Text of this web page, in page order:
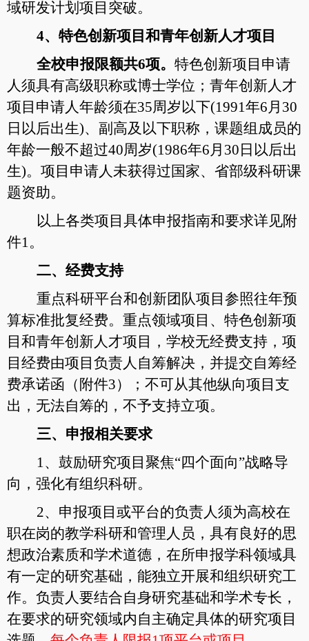
域研发计划项目突破。
4、特色创新项目和青年创新人才项目
全校申报限额共6项。 特色创新项目申请
人须具有高级职称或博士学位；青年创新人才
项目申请人年龄须在35周岁以下(1991年6月30
日以后出生)、副高及以下职称，课题组成员的
年龄一般不超过40周岁(1986年6月30日以后出
生)。项目申请人未获得过国家、省部级科研课
题资助。
以上各类项目具体申报指南和要求详见附
件1。
二、经费支持
重点科研平台和创新团队项目参照往年预
算标准批复经费。重点领域项目、特色创新项
目和青年创新人才项目，学校无经费支持，项
目经费由项目负责人自筹解决，并提交自筹经
费承诺函（附件3）；不可从其他纵向项目支
出，无法自筹的，不予支持立项。
三、申报相关要求
1、鼓励研究项目聚焦“四个面向”战略导
向，强化有组织科研。
2、申报项目或平台的负责人须为高校在
职在岗的教学科研和管理人员，具有良好的思
想政治素质和学术道德，在所申报学科领域具
有一定的研究基础，能独立开展和组织研究工
作。负责人要结合自身研究基础和学术专长，
在要求的研究领域内自主确定具体的研究项目